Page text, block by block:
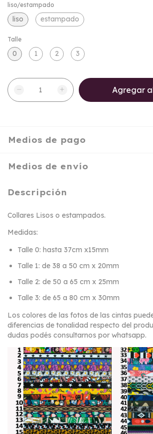
liso/estampado
liso estampado
Talle
0 1 2 3
Medios de pago
Medios de envío
Descripción
Collares Lisos o estampados.
Medidas:
Talle 0: hasta 37cm x15mm
Talle 1: de 38 a 50 cm x 20mm
Talle 2: de 50 a 65 cm x 25mm
Talle 3: de 65 a 80 cm x 30mm
Los colores de las fotos de las cintas
diferencias de tonalidad respecto del
dudas podés consultarnos por whatsapp.